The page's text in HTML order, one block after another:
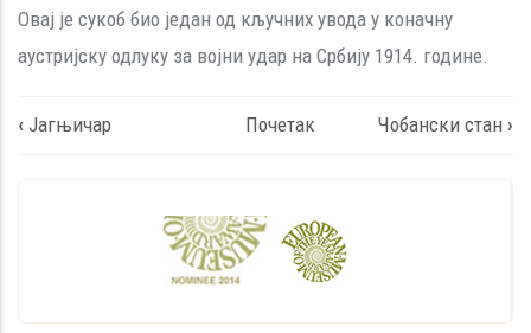
Овај је сукоб био један од кључних увода у коначну
аустријску одлуку за војни удар на Србију 1914. године.
Book
Свињарац
‹ Јагњичар Почетак Чобански стан ›